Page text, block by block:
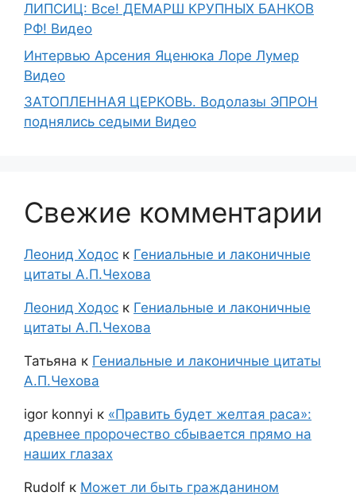
ЛИПСИЦ: Все! ДЕМАРШ КРУПНЫХ БАНКОВ
РФ! Видео
Интервью Арсения Яценюка Лоре Лумер
Видео
ЗАТОПЛЕННАЯ ЦЕРКОВЬ. Водолазы ЭПРОН
поднялись седыми Видео
Свежие комментарии
Леонид Ходос к Гениальные и лаконичные
цитаты А.П.Чехова
Леонид Ходос к Гениальные и лаконичные
цитаты А.П.Чехова
Татьяна к Гениальные и лаконичные цитаты
А.П.Чехова
igor konnyi к «Править будет желтая раса»:
древнее пророчество сбывается прямо на
наших глазах
Rudolf к Может ли быть гражданином